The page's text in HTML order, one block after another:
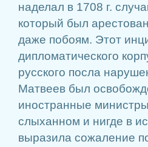
наделал в 1708 г.
который был
даже побоям. Этот
дипломатического
русского посла
Матвеев был
иностранные
слыханном и нигде в
выразила сожаление